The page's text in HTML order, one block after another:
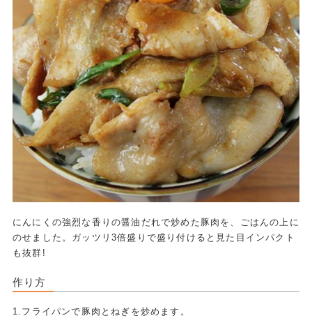
にんにくの強烈な香りの醤油だれで炒めた豚肉を、ごはんの上に
のせました。ガッツリ3倍盛りで盛り付けると見た目インパクト
も抜群!
作り方
1.フライパンで豚肉とねぎを炒めます。